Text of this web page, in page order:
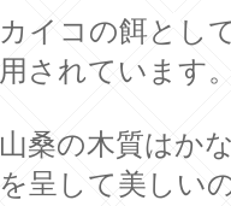
カイコの餌とし
用されています
山桑の木質はか
を呈して美しい